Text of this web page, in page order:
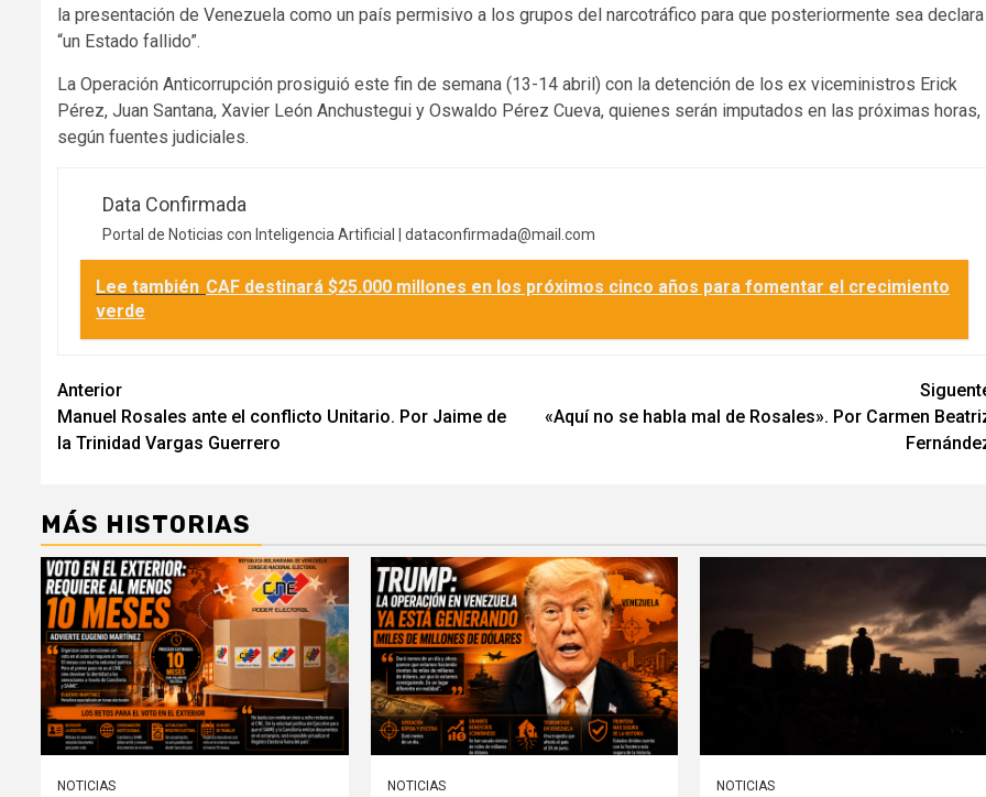
la presentación de Venezuela como un país permisivo a los grupos del narcotráfico para que posteriormente sea declara
“un Estado fallido”.
La Operación Anticorrupción prosiguió este fin de semana (13-14 abril) con la detención de los ex viceministros Erick
Pérez, Juan Santana, Xavier León Anchustegui y Oswaldo Pérez Cueva, quienes serán imputados en las próximas horas,
según fuentes judiciales.
Data Confirmada
Portal de Noticias con Inteligencia Artificial | dataconfirmada@mail.com
Lee también CAF destinará $25.000 millones en los próximos cinco años para fomentar el crecimiento
verde
Navegación
de
Anterior
Manuel Rosales ante el conflicto Unitario. Por Jaime de
la Trinidad Vargas Guerrero
«Aquí no se habla mal de Rosales». Por Carmen
MÁS HISTORIAS
NOTICIAS NOTICIAS NOTICIAS